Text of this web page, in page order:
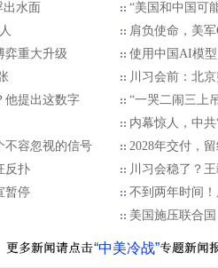
出水面
“美国和中国可
肩负使命，美
弈重大升级
使用中国AI模
川习会前：北
他提出这数字
“一哭二闹三上
内幕惊人，中
不容忽视的信号
2028年交付，
反扑
川习会稳了？
暂停
不到两年时间
美国施压联合
“中美冷战”